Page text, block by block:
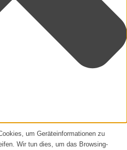
um Geräteinformationen zu
Wir tun dies, um das Browsing-